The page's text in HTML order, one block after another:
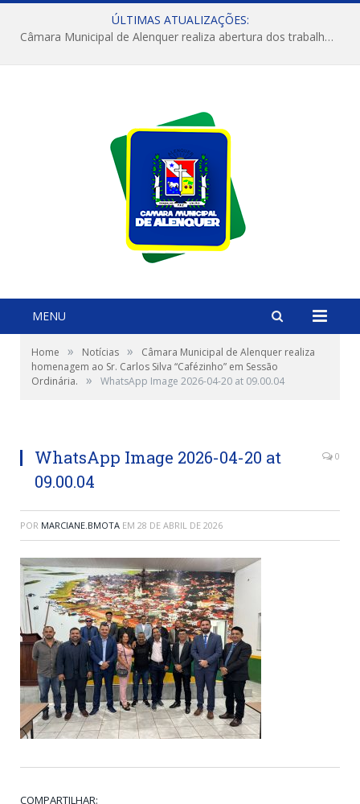
ÚLTIMAS ATUALIZAÇÕES:
Câmara Municipal de Alenquer realiza abertura dos trabalhos do 4º Período Legislativo
MENU
Home » Notícias »
Câmara Municipal de Alenquer realiza
homenagem ao Sr. Carlos Silva “Cafézinho” em Sessão
Ordinária.
» WhatsApp Image 2026-04-20 at 09.00.04
WhatsApp Image 2026-04-20 at
09.00.04
0
POR MARCIANE.BMOTA EM 28 DE ABRIL DE 2026
COMPARTILHAR: